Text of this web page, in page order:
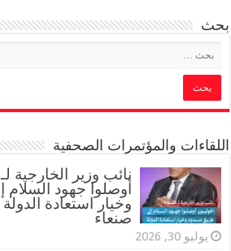
بحث
اللقاءات والمؤتمرات الصحفية
‏نائب وزير الخارجية
أوصلوا جهود
وخيار استعادة
صنعاء
يوليو 30, 2026